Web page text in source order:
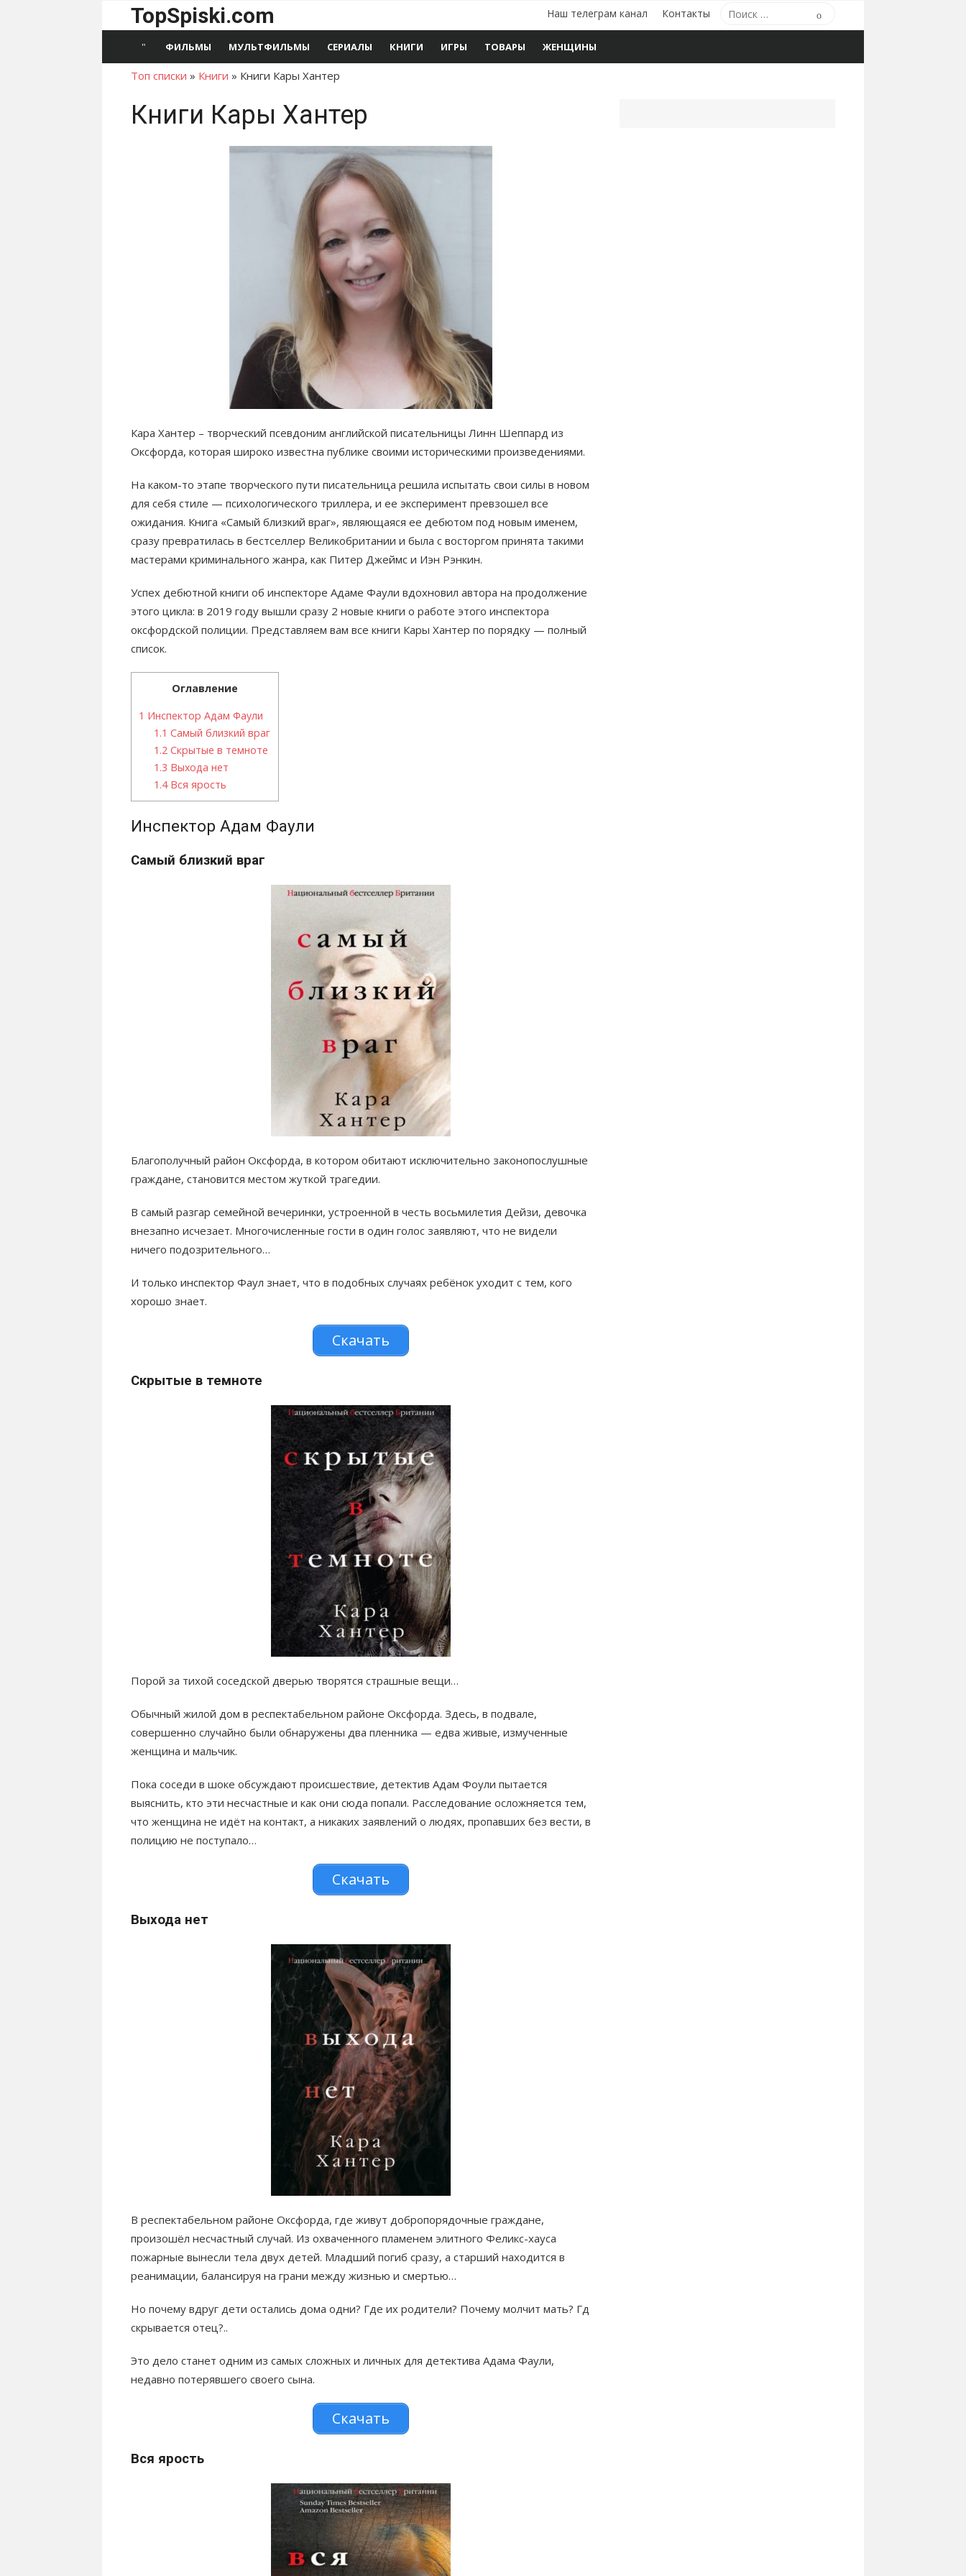
TopSpiski.com
Поиск
по:
Наш телеграм канал Контакты
ФИЛЬМЫ МУЛЬТФИЛЬМЫ СЕРИАЛЫ КНИГИ ИГРЫ ТОВАРЫ ЖЕНЩИНЫ
Топ списки » Книги » Книги Кары Хантер
Книги Кары Хантер
Кара Хантер – творческий псевдоним английской писательницы Линн Шеппард из
Оксфорда, которая широко известна публике своими историческими произведениями.
На каком-то этапе творческого пути писательница решила испытать свои силы в новом
для себя стиле — психологического триллера, и ее эксперимент превзошел все
ожидания. Книга «Самый близкий враг», являющаяся ее дебютом под новым именем,
сразу превратилась в бестселлер Великобритании и была с восторгом принята такими
мастерами криминального жанра, как Питер Джеймс и Иэн Рэнкин.
Успех дебютной книги об инспекторе Адаме Фаули вдохновил автора на продолжение
этого цикла: в 2019 году вышли сразу 2 новые книги о работе этого инспектора
оксфордской полиции. Представляем вам все книги Кары Хантер по порядку — полный
список.
Оглавление
1 Инспектор Адам Фаули
1.1 Самый близкий враг
1.2 Скрытые в темноте
1.3 Выхода нет
1.4Вся ярость
Инспектор Адам Фаули
Самый близкий враг
Благополучный район Оксфорда, в котором обитают исключительно законопослушные
граждане, становится местом жуткой трагедии.
В самый разгар семейной вечеринки, устроенной в честь восьмилетия Дейзи, девочка
внезапно исчезает. Многочисленные гости в один голос заявляют, что не видели
ничего подозрительного…
И только инспектор Фаул знает, что в подобных случаях ребёнок уходит с тем, кого
хорошо знает.
Скачать
Скрытые в темноте
Порой за тихой соседской дверью творятся страшные вещи…
Обычный жилой дом в респектабельном районе Оксфорда. Здесь, в подвале,
совершенно случайно были обнаружены два пленника — едва живые, измученные
женщина и мальчик.
Пока соседи в шоке обсуждают происшествие, детектив Адам Фоули пытается
выяснить, кто эти несчастные и как они сюда попали. Расследование осложняется тем,
что женщина не идёт на контакт, а никаких заявлений о людях, пропавших без вести, в
полицию не поступало…
Скачать
Выхода нет
В респектабельном районе Оксфорда, где живут добропорядочные граждане,
произошёл несчастный случай. Из охваченного пламенем элитного Феликс-хауса
пожарные вынесли тела двух детей. Младший погиб сразу, а старший находится в
реанимации, балансируя на грани между жизнью и смертью…
Но почему вдруг дети остались дома одни? Где их родители? Почему молчит мать? Гд
скрывается отец?..
Это дело станет одним из самых сложных и личных для детектива Адама Фаули,
недавно потерявшего своего сына.
Скачать
Вся ярость